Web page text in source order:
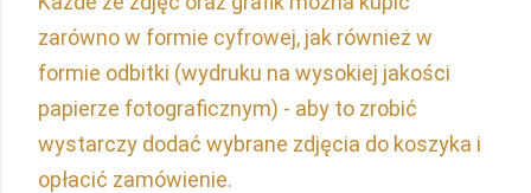
zarówno w formie cyfrowej, jak również w
formie odbitki (wydruku na wysokiej jakości
papierze fotograficznym) - aby to zrobić
wystarczy dodać wybrane zdjęcia do koszyka i
opłacić zamówienie.